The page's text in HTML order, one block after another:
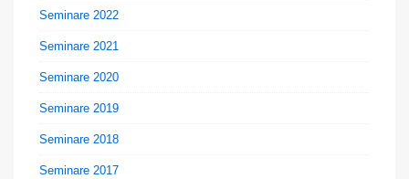
Seminare 2022
Seminare 2021
Seminare 2020
Seminare 2019
Seminare 2018
Seminare 2017